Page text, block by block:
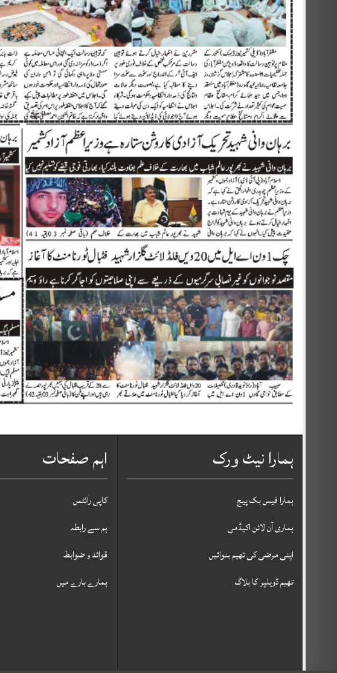
اہم صفحات
کاپی رائٹس
ہم سے رابطہ
قوائد و ضوابط
ہمارے بارے میں
ہمارا نیٹ ورک
ہمارا فیس بک پیج
ہماری آن لائن اکیڈمی
اپنی مرضی کی تھیم بنوائیں
تھیم ڈویلپر کا بلاگ